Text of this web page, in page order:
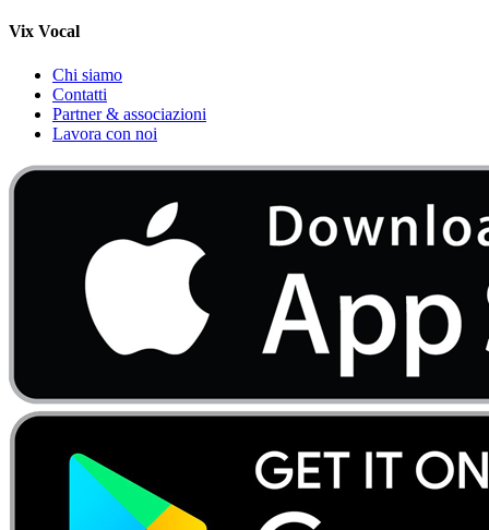
Vix Vocal
Chi siamo
Contatti
Partner & associazioni
Lavora con noi